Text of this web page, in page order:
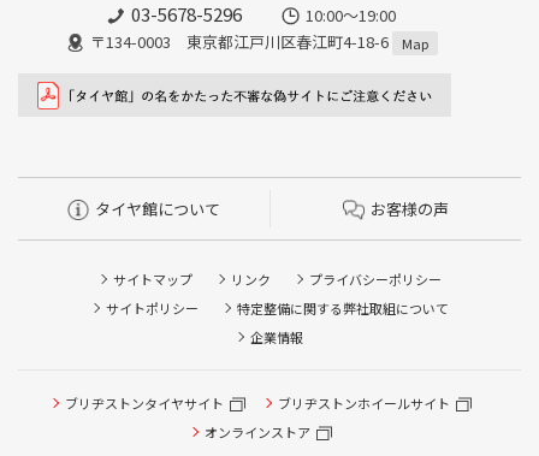
03-5678-5296
10:00～19:00
〒134-0003 東京都江戸川区春江町4-18-6
Map
タイヤ館について お客様の声
サイトマップ リンク
プライバシーポリシー
サイトポリシー
特定整備に関する弊社取組について
企業情報
ブリヂストンタイヤサイト
ブリヂストンホイールサイト
オンラインストア